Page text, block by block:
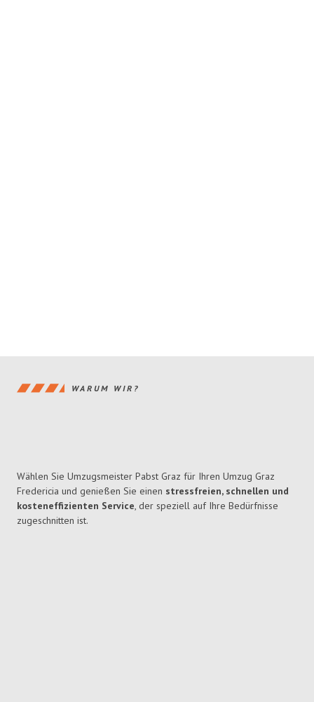
WARUM WIR?
Wählen Sie Umzugsmeister Pabst Graz für Ihren Umzug Graz
Fredericia und genießen Sie einen stressfreien, schnellen und
kosteneffizienten Service, der speziell auf Ihre Bedürfnisse
zugeschnitten ist.